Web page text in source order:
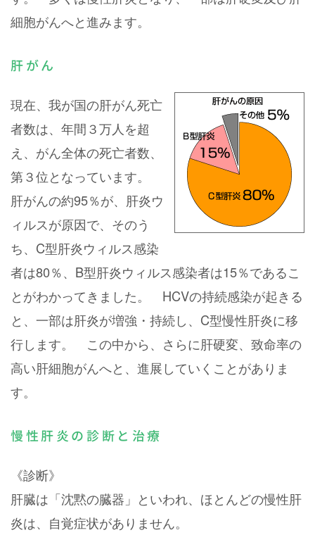
細胞がんへと進みます。
肝がん
現在、我が国の肝がん死亡
者数は、年間３万人を超
え、がん全体の死亡者数、
第３位となっています。
肝がんの約95％が、肝炎ウ
ィルスが原因で、そのう
ち、C型肝炎ウィルス感染
者は80％、B型肝炎ウィルス感染者は15％であるこ
とがわかってきました。 HCVの持続感染が起きる
と、一部は肝炎が増強・持続し、C型慢性肝炎に移
行します。 この中から、さらに肝硬変、致命率の
高い肝細胞がんへと、進展していくことがありま
す。
慢性肝炎の診断と治療
《診断》
肝臓は「沈黙の臓器」といわれ、ほとんどの慢性肝
炎は、自覚症状がありません。